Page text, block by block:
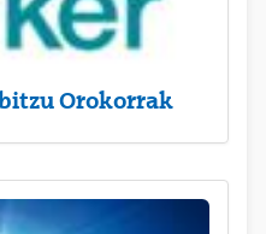
Orokorrak